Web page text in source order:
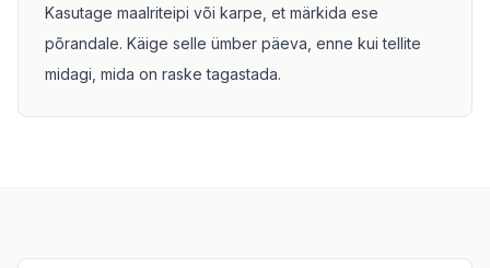
Kasutage maalriteipi või karpe, et märkida ese
põrandale. Käige selle ümber päeva, enne kui tellite
midagi, mida on raske tagastada.